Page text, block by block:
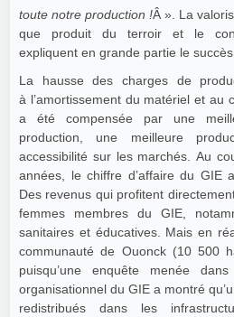
toute notre production !Â ». La valorisation de cette huile en tant
que produit du terroir et le
expliquent en grande partie le
La hausse des charges de
à l’amortissement du matériel et au
a été compensée par une
production, une meilleure
accessibilité sur les marchés. Au
années, le chiffre d’affaire du GIE
Des revenus qui profitent
femmes membres du GIE,
sanitaires et éducatives. Mais en
communauté de Ouonck (10 500
puisqu’une enquête menée
organisationnel du GIE a montré
redistribués dans les